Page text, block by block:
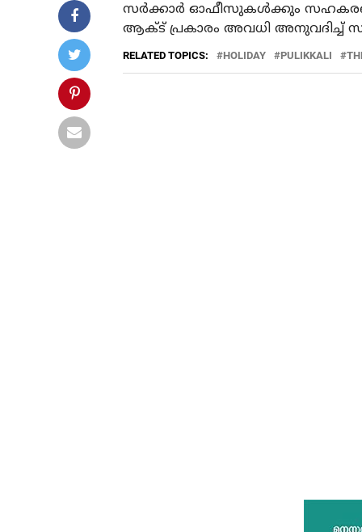
സർക്കാർ ഓഫീസുകൾക്കും
ആക്ട് പ്രകാരം അവധി അനുവദിച്ച്
RELATED TOPICS: HOLIDAY PULIKKALI